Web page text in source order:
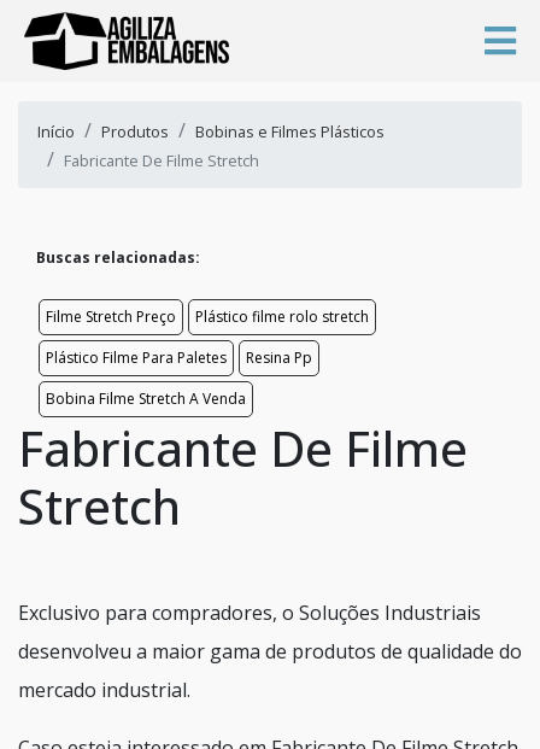
Início Produtos
Bobinas e Filmes Plásticos
Fabricante De Filme Stretch
Buscas relacionadas:
Filme Stretch Preço
Plástico filme rolo stretch
Plástico Filme Para Paletes
Resina Pp
Bobina Filme Stretch A Venda
Fabricante De Filme
Stretch
Exclusivo para compradores, o Soluções Industriais
desenvolveu a maior gama de produtos de qualidade do
mercado industrial.